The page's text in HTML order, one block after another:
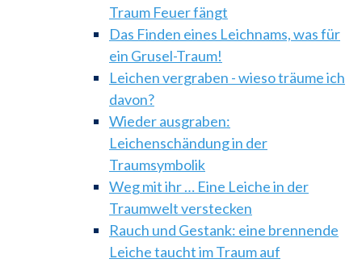
Traum Feuer fängt
Das Finden eines Leichnams, was für
ein Grusel-Traum!
Leichen vergraben - wieso träume ich
davon?
Wieder ausgraben:
Leichenschändung in der
Traumsymbolik
Weg mit ihr … Eine Leiche in der
Traumwelt verstecken
Rauch und Gestank: eine brennende
Leiche taucht im Traum auf